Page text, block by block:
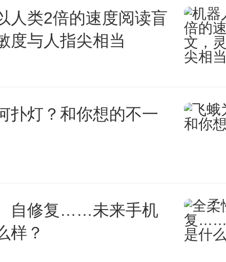
人类2倍的速度阅读盲
度与人指尖相当
扑灯？和你想的不一
自修复……未来手机
样？